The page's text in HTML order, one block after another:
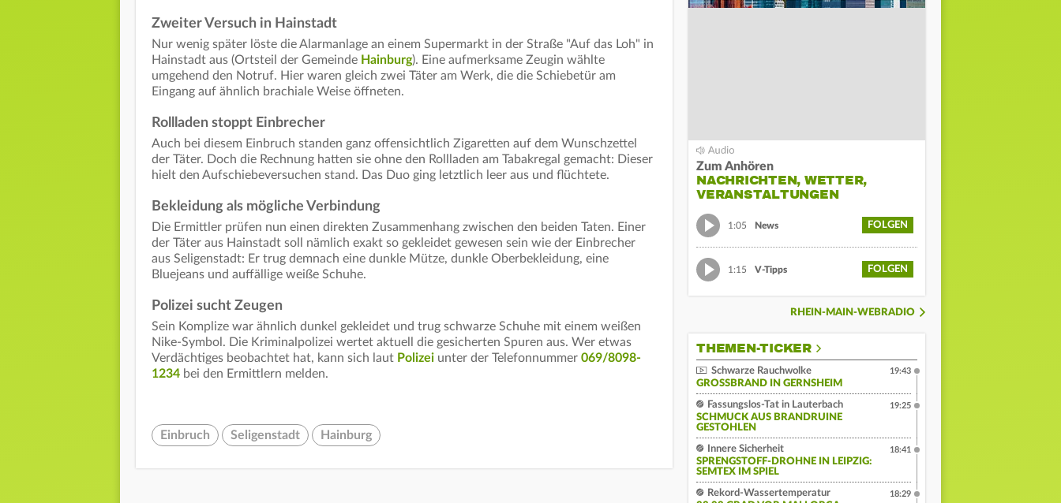
Zweiter Versuch in Hainstadt
Nur wenig später löste die Alarmanlage an einem Supermarkt in der Straße "Auf das Loh" in
Hainstadt aus (Ortsteil der Gemeinde Hainburg). Eine aufmerksame Zeugin wählte
umgehend den Notruf. Hier waren gleich zwei Täter am Werk, die die Schiebetür am
Eingang auf ähnlich brachiale Weise öffneten.
Rollladen stoppt Einbrecher
Auch bei diesem Einbruch standen ganz offensichtlich Zigaretten auf dem Wunschzettel
der Täter. Doch die Rechnung hatten sie ohne den Rollladen am Tabakregal gemacht: Dieser
hielt den Aufschiebeversuchen stand. Das Duo ging letztlich leer aus und flüchtete.
Bekleidung als mögliche Verbindung
Die Ermittler prüfen nun einen direkten Zusammenhang zwischen den beiden Taten. Einer
der Täter aus Hainstadt soll nämlich exakt so gekleidet gewesen sein wie der Einbrecher
aus Seligenstadt: Er trug demnach eine dunkle Mütze, dunkle Oberbekleidung, eine
Bluejeans und auffällige weiße Schuhe.
Polizei sucht Zeugen
Sein Komplize war ähnlich dunkel gekleidet und trug schwarze Schuhe mit einem weißen
Nike-Symbol. Die Kriminalpolizei wertet aktuell die gesicherten Spuren aus. Wer etwas
Verdächtiges beobachtet hat, kann sich laut Polizei unter der Telefonnummer 069/8098-
1234 bei den Ermittlern melden.
Einbruch Seligenstadt Hainburg
Zum Anhören
NACHRICHTEN, WETTER,
VERANSTALTUNGEN
1:05 News FOLGEN
1:15 V-Tipps FOLGEN
RHEIN-MAIN-WEBRADIO
THEMEN-TICKER
Schwarze Rauchwolke
GROSSBRAND IN GERNSHEIM
19:43
Fassungslos-Tat in Lauterbach
SCHMUCK AUS BRANDRUINE
GESTOHLEN
19:25
Innere Sicherheit
SPRENGSTOFF-DROHNE IN LEIPZIG:
SEMTEX IM SPIEL
18:41
Rekord-Wassertemperatur
18:29